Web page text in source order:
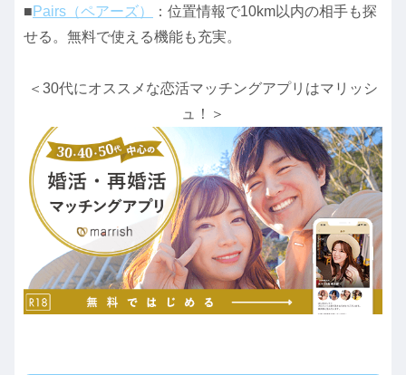
■ Pairs（ペアーズ）
：位置情報で10km以内の相手も探
せる。無料で使える機能も充実。
＜30代にオススメな恋活マッチングアプリはマリッシ
ュ！＞